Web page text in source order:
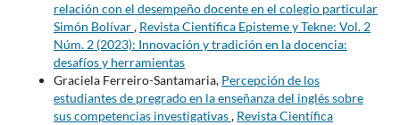
relación con el desempeño docente en el colegio particular
Simón Bolívar, Revista Científica Episteme y Tekne: Vol. 2
Núm. 2 (2023): Innovación y tradición en la docencia:
desafíos y herramientas
Graciela Ferreiro-Santamaria, Percepción de los
estudiantes de pregrado en la enseñanza del inglés sobre
sus competencias investigativas, Revista Científica